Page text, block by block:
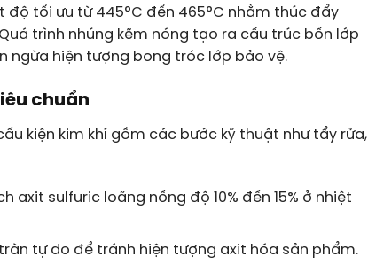
tối ưu từ 445°C đến 465°C nhằm thúc đẩy
trình nhúng kẽm nóng tạo ra cấu trúc bốn lớp
ngừa hiện tượng bong tróc lớp bảo vệ.
chuẩn
kiện kim khí gồm các bước kỹ thuật như tẩy rửa,
sulfuric loãng nồng độ 10% đến 15% ở nhiệt
tự do để tránh hiện tượng axit hóa sản phẩm.